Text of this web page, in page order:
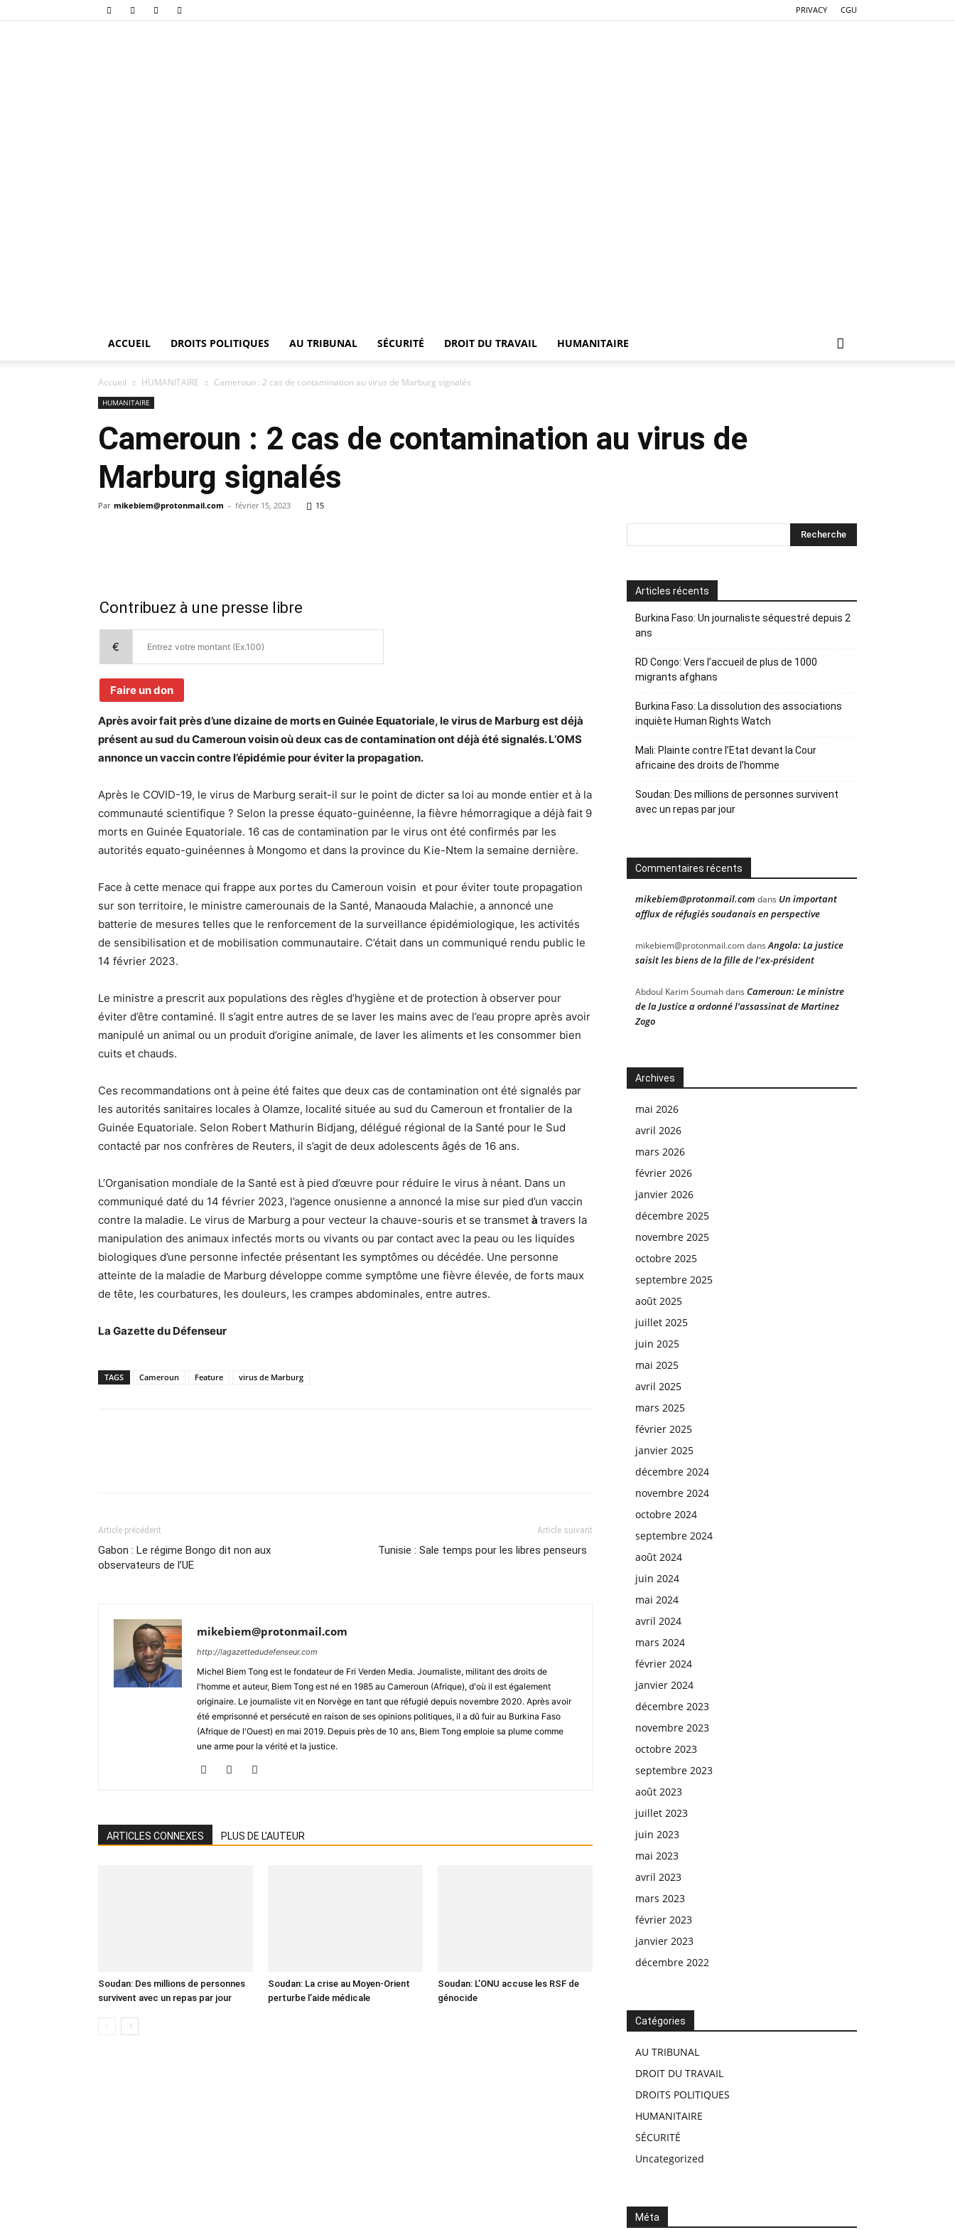
PRIVACY CGU
ACCUEIL DROITS POLITIQUES AU TRIBUNAL SÉCURITÉ DROIT DU TRAVAIL HUMANITAIRE
Accueil HUMANITAIRE Cameroun : 2 cas de contamination au virus de Marburg signalés
HUMANITAIRE
Cameroun : 2 cas de contamination au virus de
Marburg signalés
Par mikebiem@protonmail.com - février 15, 2023 15
Contribuez à une presse libre
€
Faire un don
Après avoir fait près d’une dizaine de morts en Guinée Equatoriale, le virus de Marburg est déjà
présent au sud du Cameroun voisin où deux cas de contamination ont déjà été signalés. L’OMS
annonce un vaccin contre l’épidémie pour éviter la propagation.
Après le COVID-19, le virus de Marburg serait-il sur le point de dicter sa loi au monde entier et à la
communauté scientifique ? Selon la presse équato-guinéenne, la fièvre hémorragique a déjà fait 9
morts en Guinée Equatoriale. 16 cas de contamination par le virus ont été confirmés par les
autorités equato-guinéennes à Mongomo et dans la province du Kie-Ntem la semaine dernière.
Face à cette menace qui frappe aux portes du Cameroun voisin et pour éviter toute propagation
sur son territoire, le ministre camerounais de la Santé, Manaouda Malachie, a annoncé une
batterie de mesures telles que le renforcement de la surveillance épidémiologique, les activités
de sensibilisation et de mobilisation communautaire. C’était dans un communiqué rendu public le
14 février 2023.
Le ministre a prescrit aux populations des règles d’hygiène et de protection à observer pour
éviter d’être contaminé. Il s’agit entre autres de se laver les mains avec de l’eau propre après avoir
manipulé un animal ou un produit d’origine animale, de laver les aliments et les consommer bien
cuits et chauds.
Ces recommandations ont à peine été faites que deux cas de contamination ont été signalés par
les autorités sanitaires locales à Olamze, localité située au sud du Cameroun et frontalier de la
Guinée Equatoriale. Selon Robert Mathurin Bidjang, délégué régional de la Santé pour le Sud
contacté par nos confrères de Reuters, il s’agit de deux adolescents âgés de 16 ans.
L’Organisation mondiale de la Santé est à pied d’œuvre pour réduire le virus à néant. Dans un
communiqué daté du 14 février 2023, l’agence onusienne a annoncé la mise sur pied d’un vaccin
contre la maladie. Le virus de Marburg a pour vecteur la chauve-souris et se transmet à travers la
manipulation des animaux infectés morts ou vivants ou par contact avec la peau ou les liquides
biologiques d’une personne infectée présentant les symptômes ou décédée. Une personne
atteinte de la maladie de Marburg développe comme symptôme une fièvre élevée, de forts maux
de tête, les courbatures, les douleurs, les crampes abdominales, entre autres.
La Gazette du Défenseur
TAGS Cameroun Feature virus de Marburg
Article précédent
Gabon : Le régime Bongo dit non aux
observateurs de l’UE
Article suivant
Tunisie : Sale temps pour les libres penseurs
mikebiem@protonmail.com
http://lagazettedudefenseur.com
Michel Biem Tong est le fondateur de Fri Verden Media. Journaliste, militant des droits de
l'homme et auteur, Biem Tong est né en 1985 au Cameroun (Afrique), d'où il est également
originaire. Le journaliste vit en Norvège en tant que réfugié depuis novembre 2020. Après avoir
été emprisonné et persécuté en raison de ses opinions politiques, il a dû fuir au Burkina Faso
(Afrique de l'Ouest) en mai 2019. Depuis près de 10 ans, Biem Tong emploie sa plume comme
une arme pour la vérité et la justice.
ARTICLES CONNEXES PLUS DE L'AUTEUR
Soudan: Des millions de personnes
survivent avec un repas par jour
Soudan: La crise au Moyen-Orient
perturbe l’aide médicale
Soudan: L’ONU accuse les RSF de
génocide
Articles récents
Burkina Faso: Un journaliste séquestré depuis 2
ans
RD Congo: Vers l’accueil de plus de 1000
migrants afghans
Burkina Faso: La dissolution des associations
inquiète Human Rights Watch
Mali: Plainte contre l’Etat devant la Cour
africaine des droits de l’homme
Soudan: Des millions de personnes survivent
avec un repas par jour
Commentaires récents
mikebiem@protonmail.com dans Un important
afflux de réfugiés soudanais en perspective
mikebiem@protonmail.comdansAngola: La justice
saisit les biens de la fille de l’ex-président
Abdoul Karim Soumahdans Cameroun: Le ministre
de la Justice a ordonné l’assassinat de Martinez
Zogo
Archives
mai 2026
avril 2026
mars 2026
février 2026
janvier 2026
décembre 2025
novembre 2025
octobre 2025
septembre 2025
août 2025
juillet 2025
juin 2025
mai 2025
avril 2025
mars 2025
février 2025
janvier 2025
décembre 2024
novembre 2024
octobre 2024
septembre 2024
août 2024
juin 2024
mai 2024
avril 2024
mars 2024
février 2024
janvier 2024
décembre 2023
novembre 2023
octobre 2023
septembre 2023
août 2023
juillet 2023
juin 2023
mai 2023
avril 2023
mars 2023
février 2023
janvier 2023
décembre 2022
Catégories
AU TRIBUNAL
DROIT DU TRAVAIL
DROITS POLITIQUES
HUMANITAIRE
SÉCURITÉ
Uncategorized
Méta